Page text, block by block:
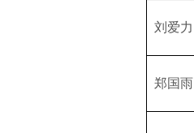
刘爱力
郑国雨